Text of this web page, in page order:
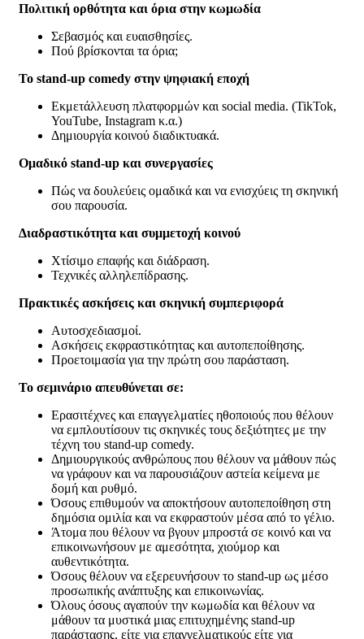
Πολιτική ορθότητα και όρια στην κωμωδία
Σεβασμός και ευαισθησίες.
Πού βρίσκονται τα όρια;
Το stand-up comedy στην ψηφιακή εποχή
Εκμετάλλευση πλατφορμών και social media. (TikTok,
YouTube, Instagram κ.α.)
Δημιουργία κοινού διαδικτυακά.
Ομαδικό stand-up και συνεργασίες
Πώς να δουλεύεις ομαδικά και να ενισχύεις τη σκηνική
σου παρουσία.
Διαδραστικότητα και συμμετοχή κοινού
Χτίσιμο επαφής και διάδραση.
Τεχνικές αλληλεπίδρασης.
Πρακτικές ασκήσεις και σκηνική συμπεριφορά
Αυτοσχεδιασμοί.
Ασκήσεις εκφραστικότητας και αυτοπεποίθησης.
Προετοιμασία για την πρώτη σου παράσταση.
Το σεμινάριο απευθύνεται σε:
Ερασιτέχνες και επαγγελματίες ηθοποιούς που θέλουν
να εμπλουτίσουν τις σκηνικές τους δεξιότητες με την
τέχνη του stand-up comedy.
Δημιουργικούς ανθρώπους που θέλουν να μάθουν πώς
να γράφουν και να παρουσιάζουν αστεία κείμενα με
δομή και ρυθμό.
Όσους επιθυμούν να αποκτήσουν αυτοπεποίθηση στη
δημόσια ομιλία και να εκφραστούν μέσα από το γέλιο.
Άτομα που θέλουν να βγουν μπροστά σε κοινό και να
επικοινωνήσουν με αμεσότητα, χιούμορ και
αυθεντικότητα.
Όσους θέλουν να εξερευνήσουν το stand-up ως μέσο
προσωπικής ανάπτυξης και επικοινωνίας.
Όλους όσους αγαπούν την κωμωδία και θέλουν να
μάθουν τα μυστικά μιας επιτυχημένης stand-up
παράστασης, είτε για επαγγελματικούς είτε για